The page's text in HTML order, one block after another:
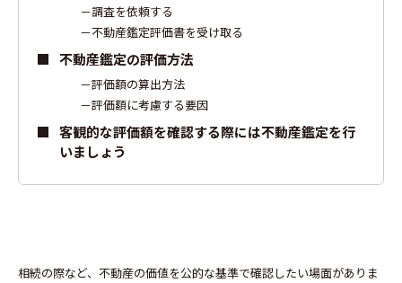
調査を依頼する
不動産鑑定評価書を受け取る
不動産鑑定の評価方法
評価額の算出方法
評価額に考慮する要因
客観的な評価額を確認する際には不動産鑑定を行
いましょう
相続の際など、不動産の価値を公的な基準で確認したい場面がありま